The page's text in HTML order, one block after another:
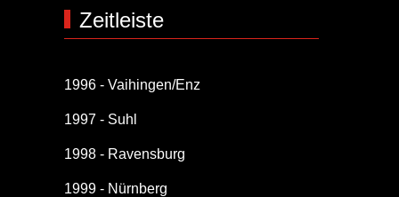
Zeitleiste
1996 - Vaihingen/Enz
1997 - Suhl
1998 - Ravensburg
1999 - Nürnberg